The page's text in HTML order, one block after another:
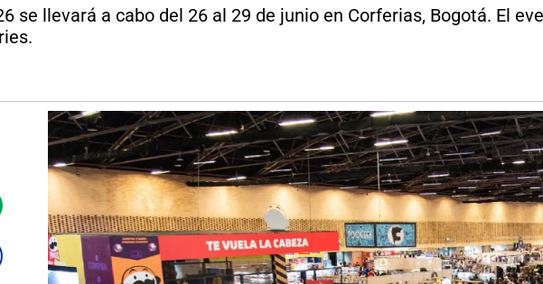
se llevará a cabo del 26 al 29 de junio en Corferias, Bogotá. El